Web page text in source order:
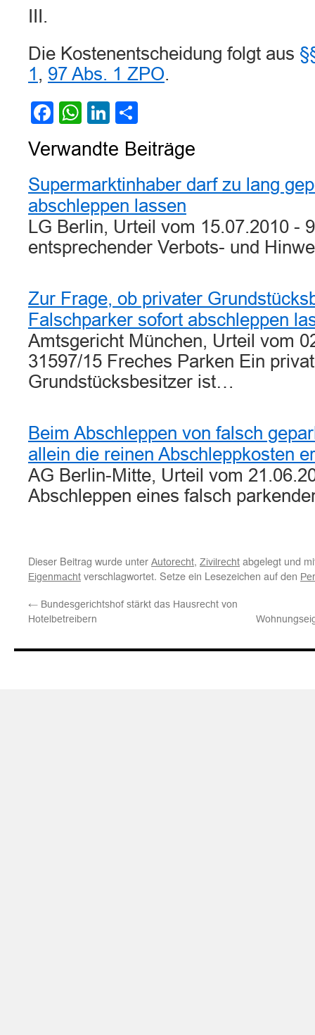
III.
Die Kostenentscheidung folgt aus
1 , 97 Abs. 1 ZPO.
Facebook
WhatsApp
LinkedIn
Verwandte Beiträge
Supermarktinhaber darf zu lang
abschleppen lassen
LG Berlin, Urteil vom 15.07.2010 -
entsprechender Verbots- und
Zur Frage, ob privater
Falschparker sofort abschleppen
Amtsgericht München, Urteil vom
31597/15 Freches Parken Ein
Grundstücksbesitzer ist…
Beim Abschleppen von falsch
allein die reinen Abschleppkosten
AG Berlin-Mitte, Urteil vom
Abschleppen eines falsch
Dieser Beitrag wurde unter Autorecht, Zivilrecht abgelegt und
Eigenmacht verschlagwortet. Setze ein Lesezeichen auf den
← Bundesgerichtshof stärkt das Hausrecht von
Hotelbetreibern